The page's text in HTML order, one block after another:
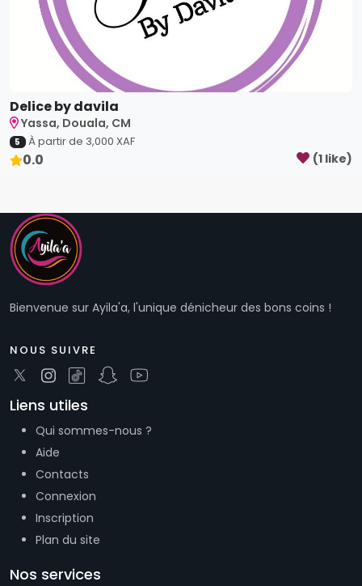
Delice by davila
Yassa, Douala, CM
5 À partir de 3,000 XAF
0.0 (1 like)
Bienvenue sur Ayila'a, l'unique dénicheur des bons coins !
NOUS SUIVRE
Liens utiles
Qui sommes-nous ?
Aide
Contacts
Connexion
Inscription
Plan du site
Nos services